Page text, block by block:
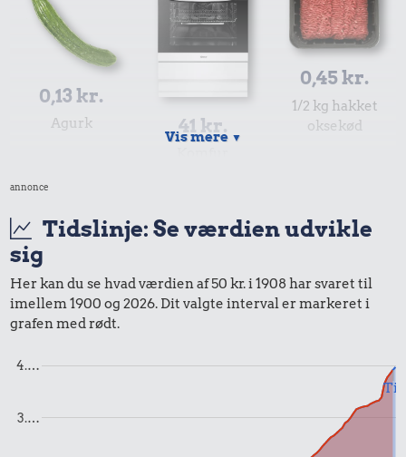
0,13 kr.
Agurk 41 kr.
0,45 kr.
1/2 kg hakket
oksekød
0,19 kr. 1 kg havregryn
Vis mere ▼
annonce
Tidslinje: Se værdien udvikle
sig
Her kan du se hvad værdien af 50 kr. i 1908 har svaret til
imellem 1900 og 2026. Dit valgte interval er markeret i
grafen med rødt.
3.…
4.…
Til